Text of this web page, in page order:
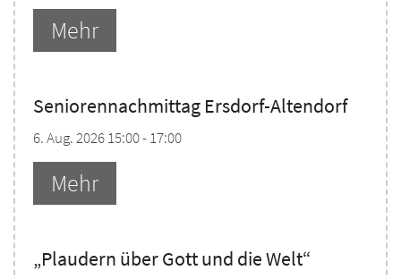
Mehr
Seniorennachmittag Ersdorf-Altendorf
6. Aug. 2026 15:00 - 17:00
Mehr
„Plaudern über Gott und die Welt“